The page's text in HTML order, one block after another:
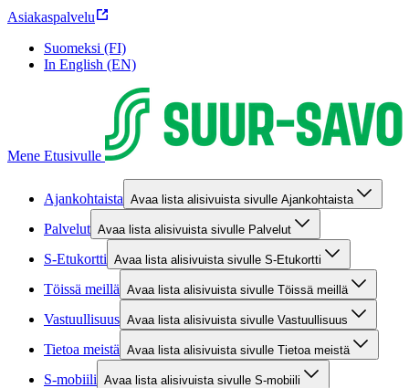
Asiakaspalvelu
Suomeksi (FI)
In English (EN)
Mene Etusivulle
Ajankohtaista Avaa lista alisivuista sivulle Ajankohtaista
Palvelut Avaa lista alisivuista sivulle Palvelut
S-Etukortti Avaa lista alisivuista sivulle S-Etukortti
Töissä meillä Avaa lista alisivuista sivulle Töissä meillä
Vastuullisuus Avaa lista alisivuista sivulle Vastuullisuus
Tietoa meistä Avaa lista alisivuista sivulle Tietoa meistä
S-mobiili Avaa lista alisivuista sivulle S-mobiili